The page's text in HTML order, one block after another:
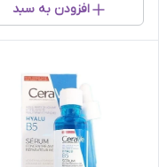
افزودن به سبد